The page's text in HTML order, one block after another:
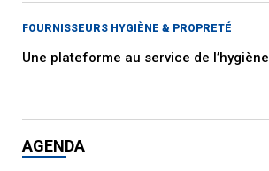
FOURNISSEURS HYGIÈNE & PROPRETÉ
Une plateforme au service de l’hygiène
AGENDA